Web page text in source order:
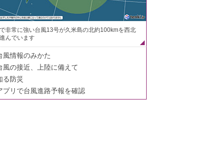
非常に強い台風13号が久米島の北約100kmを西北
んでいます
風情報のみかた
風の接近、上陸に備えて
る防災
プリで台風進路予報を確認